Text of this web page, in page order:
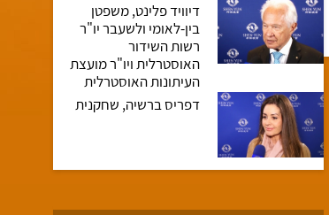
דיוויד פלינט, משפטן
בין-לאומי ולשעבר יו"ר
רשות השידור
האוסטרלית ויו"ר מועצת
העיתונות האוסטרלית
דפריס ברשיה, שחקנית